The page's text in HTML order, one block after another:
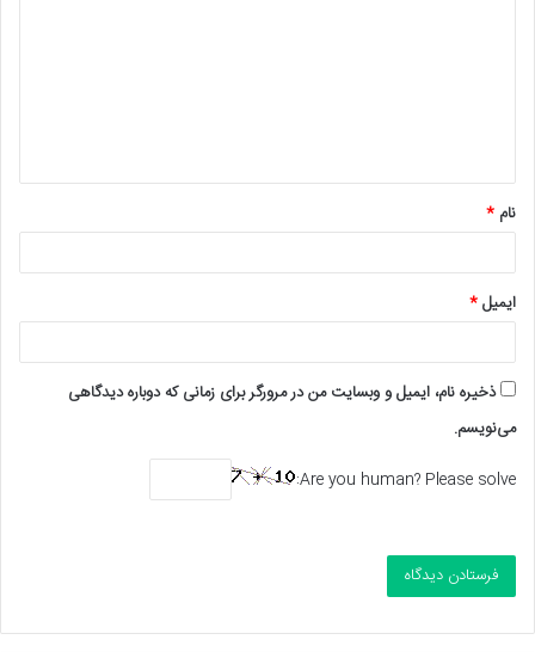
*
نام *
ایمیل*
ذخیره نام، ایمیل و وبسایت من در مرورگر برای زمانی که دوباره دیدگاهی
می‌نویسم.
Are you human? Please solve: